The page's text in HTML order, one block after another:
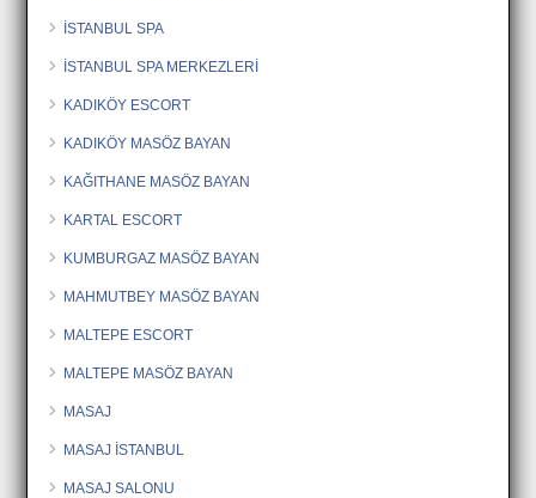
İSTANBUL SPA
İSTANBUL SPA MERKEZLERİ
KADIKÖY ESCORT
KADIKÖY MASÖZ BAYAN
KAĞITHANE MASÖZ BAYAN
KARTAL ESCORT
KUMBURGAZ MASÖZ BAYAN
MAHMUTBEY MASÖZ BAYAN
MALTEPE ESCORT
MALTEPE MASÖZ BAYAN
MASAJ
MASAJ İSTANBUL
MASAJ SALONU